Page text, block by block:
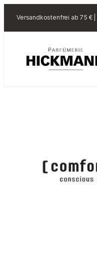
Versandkostenfrei ab 75 €